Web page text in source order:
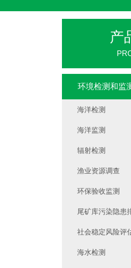
产
环境检测和监
海洋检测
海洋监测
辐射检测
渔业资源调查
环保验收监测
尾矿库污染隐患
社会稳定风险评
海水检测